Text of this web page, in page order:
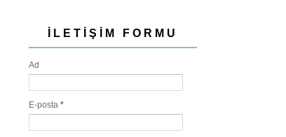
İLETIŞIM FORMU
Ad
E-posta *